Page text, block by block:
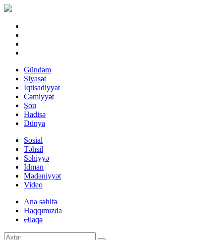
Gündəm
Siyasət
İqtisadiyyat
Cəmiyyət
Şou
Hadisə
Dünya
Sosial
Təhsil
Səhiyyə
İdman
Mədəniyyət
Video
Ana səhifə
Haqqımızda
Əlaqə